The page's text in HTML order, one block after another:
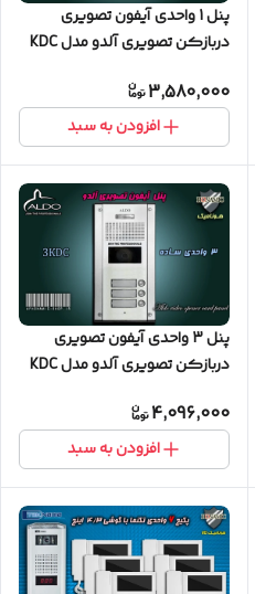
پنل 1 واحدی آیفون تصویری
دربازکن تصویری آلدو مدل KDC
3,580,000
افزودن به سبد
پنل 3 واحدی آیفون تصویری
دربازکن تصویری آلدو مدل KDC
4,096,000
افزودن به سبد